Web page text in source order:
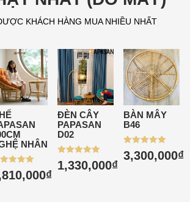
KHÁCH HÀNG MUA NHIỀU NHẤT
NHÂN
xếp
₫
ĐÈN CÂY
PAPASAN
D02
Được xếp
hạng
1,330,000₫
BÀN MÂY
B46
Được xếp
hạng
3,300,000₫